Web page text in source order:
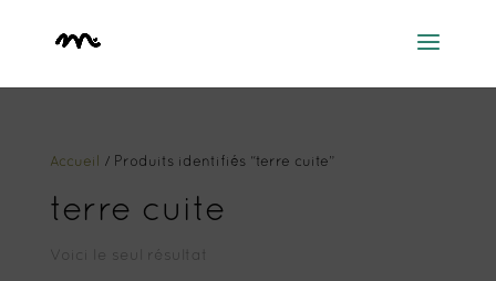
Accueil / Produits identifiés “terre cuite”
terre cuite
Voici le seul résultat